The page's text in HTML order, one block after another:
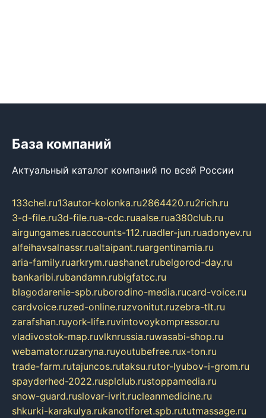
База компаний
Актуальный каталог компаний по всей России
133chel.ru13autor-kolonka.ru2864420.ru2rich.ru
3-d-file.ru3d-file.rua-cdc.ruaalse.rua380club.ru
airgungames.ruaccounts-112.ruadler-jun.ruadonyev.ru
alfeihavsalnassr.rualtaipant.ruargentinamia.ru
aria-family.ruarkrym.ruashanet.rubelgorod-day.ru
bankaribi.rubandamn.rubigfatcc.ru
blagodarenie-spb.ruborodino-media.rucard-voice.ru
cardvoice.ruzed-online.ruzvonitut.ruzebra-tlt.ru
zarafshan.ruyork-life.ruvintovoykompressor.ru
vladivostok-map.ruvlknrussia.ruwasabi-shop.ru
webamator.ruzaryna.ruyoutubefree.rux-ton.ru
trade-farm.rutajuncos.rutaksu.rutor-lyubov-i-grom.ru
spayderhed-2022.rusplclub.rustoppamedia.ru
snow-guard.ruslovar-ivrit.rucleanmedicine.ru
shkurki-karakulya.rukanotiforet.spb.rututmassage.ru